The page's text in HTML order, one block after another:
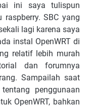
ini saya tulispun
SBC yang
lagi karena saya
instal OpenWRT di
relatif lebih murah
dan forumnya
Sampailah saat
penggunaan
OpenWRT, bahkan